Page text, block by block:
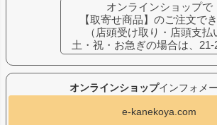
オンラインショップインフォメ
e-kanekoya.com
オンラインショップで
【取寄せ商品】のご注文で
（店頭受け取り・店頭支払
土・祝・お急ぎの場合は、21-